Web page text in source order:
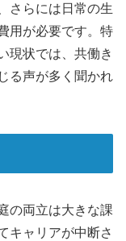
さらには日常の生
用が必要です。特
現状では、共働き
る声が多く聞かれ
の両立は大きな課
キャリアが中断さ